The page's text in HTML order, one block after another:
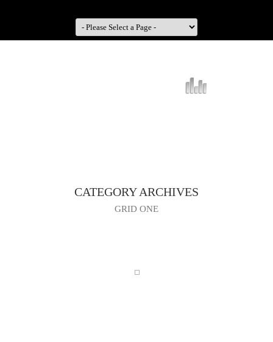
CATEGORY ARCHIVES
GRID ONE